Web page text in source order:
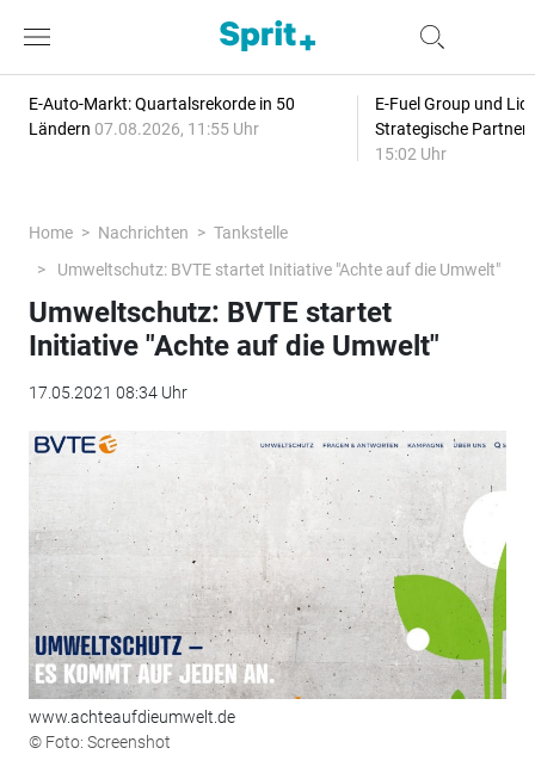
E-Auto-Markt: Quartalsrekorde in 50
Ländern 07.08.2026, 11:55 Uhr
E-Fuel Group und
Strategische
15:02 Uhr
Home Nachrichten
Tankstelle
Umweltschutz: BVTE startet Initiative "Achte auf die Umwelt"
Umweltschutz: BVTE startet
Initiative "Achte auf die Umwelt"
17.05.2021 08:34 Uhr
www.achteaufdieumwelt.de
© Foto: Screenshot